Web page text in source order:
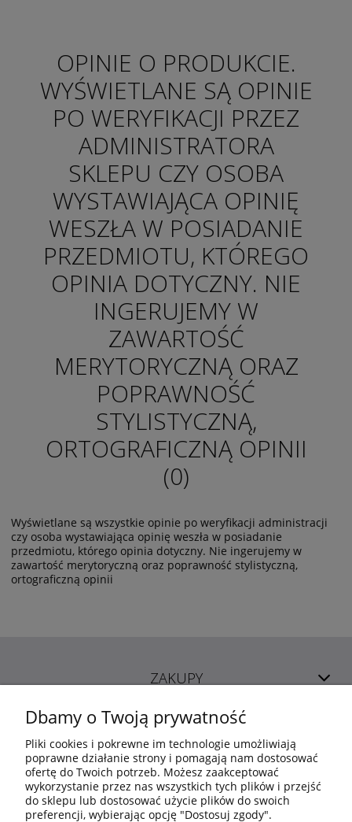
OPINIE O PRODUKCIE.
WYŚWIETLANE SĄ OPINIE
PO WERYFIKACJI PRZEZ
ADMINISTRATORA
SKLEPU CZY OSOBA
WYSTAWIAJĄCA OPINIĘ
WESZŁA W POSIADANIE
PRZEDMIOTU, KTÓREGO
OPINIA DOTYCZNY. NIE
INGERUJEMY W
ZAWARTOŚĆ
MERYTORYCZNĄ ORAZ
POPRAWNOŚĆ
STYLISTYCZNĄ,
ORTOGRAFICZNĄ OPINII
(0)
Wyświetlane są wszystkie opinie po weryfikacji administracji
czy osoba wystawiająca opinię weszła w posiadanie
przedmiotu, którego opinia dotyczny. Nie ingerujemy w
zawartość merytoryczną oraz poprawność stylistyczną,
ortograficzną opinii
ZAKUPY
POMOC
MOJE KONTO
Dbamy o Twoją prywatność
Pliki cookies i pokrewne im technologie umożliwiają
poprawne działanie strony i pomagają nam dostosować
ofertę do Twoich potrzeb. Możesz zaakceptować
wykorzystanie przez nas wszystkich tych plików i przejść
do sklepu lub dostosować użycie plików do swoich
preferencji, wybierając opcję "Dostosuj zgody".